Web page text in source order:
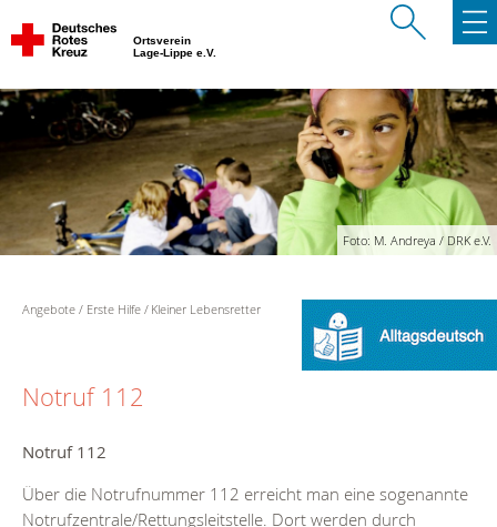
Ortsverein
Lage-Lippe e.V.
Foto: M. Andreya / DRK e.V.
Angebote Erste Hilfe Kleiner Lebensretter
Notruf 112
Notruf 112
Über die Notrufnummer 112 erreicht man eine sogenannte
Notrufzentrale/Rettungsleitstelle. Dort werden durch